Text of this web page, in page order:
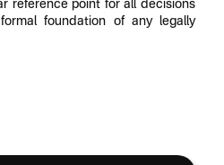
reference point for all decisions
foundation of any legally